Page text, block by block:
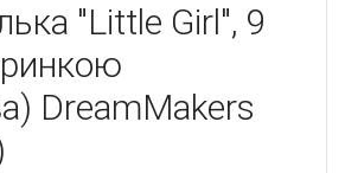
"Little Girl", 9
DreamMakers